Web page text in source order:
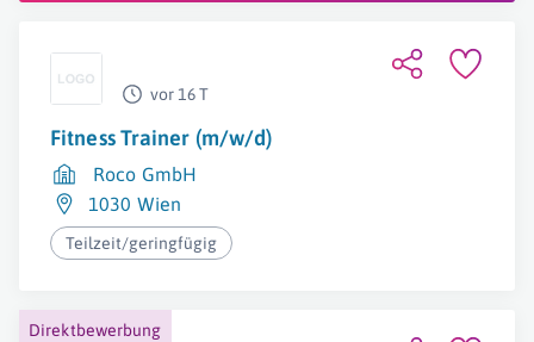
vor 16 T
Fitness Trainer (m/w/d)
Roco GmbH
1030 Wien
Teilzeit/geringfügig
Direktbewerbung